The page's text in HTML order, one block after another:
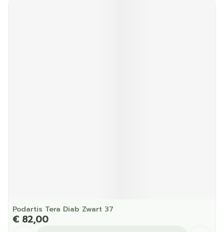
Podartis Tera Diab Zwart 37
€ 82,00